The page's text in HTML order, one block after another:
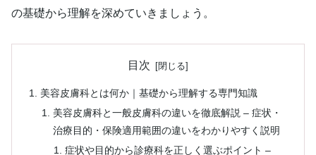
の基礎から理解を深めていきましょう。
目次
美容皮膚科とは何か｜基礎から理解する専門知識
美容皮膚科と一般皮膚科の違いを徹底解説 – 症状・
治療目的・保険適用範囲の違いをわかりやすく説明
症状や目的から診療科を正しく選ぶポイント –